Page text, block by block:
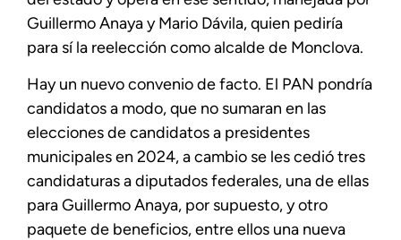
Guillermo Anaya y Mario Dávila, quien pediría
para sí la reelección como alcalde de Monclova.
Hay un nuevo convenio de facto. El PAN pondría
candidatos a modo, que no sumaran en las
elecciones de candidatos a presidentes
municipales en 2024, a cambio se les cedió tres
candidaturas a diputados federales, una de ellas
para Guillermo Anaya, por supuesto, y otro
paquete de beneficios, entre ellos una nueva